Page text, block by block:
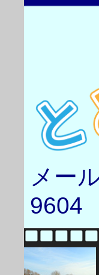
メー
9604